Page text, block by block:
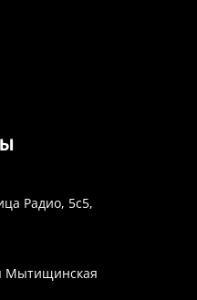
Радио, 5с5,
Мытищинская